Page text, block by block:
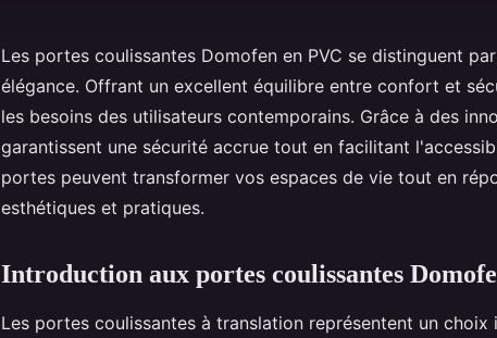
Les portes coulissantes Domofen en PVC se distinguent
élégance. Offrant un excellent équilibre entre confort et
les besoins des utilisateurs contemporains. Grâce à des
garantissent une sécurité accrue tout en facilitant
portes peuvent transformer vos espaces de vie tout en
esthétiques et pratiques.
Introduction aux portes coulissantes
Les portes coulissantes à translation représentent un